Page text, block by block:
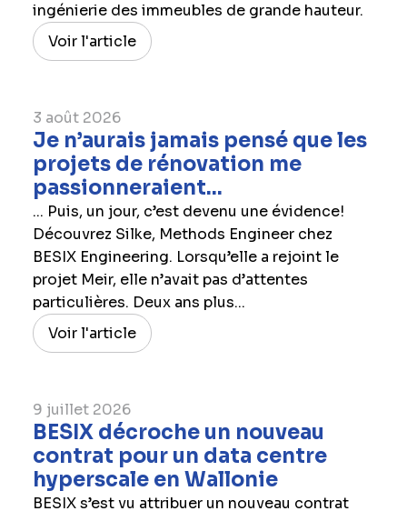
ingénierie des immeubles de grande hauteur.
Voir l'article
3 août 2026
Je n’aurais jamais pensé que les
projets de rénovation me
passionneraient...
... Puis, un jour, c’est devenu une évidence!
Découvrez Silke, Methods Engineer chez
BESIX Engineering. Lorsqu’elle a rejoint le
projet Meir, elle n’avait pas d’attentes
particulières. Deux ans plus...
Voir l'article
9 juillet 2026
BESIX décroche un nouveau
contrat pour un data centre
hyperscale en Wallonie
BESIX s’est vu attribuer un nouveau contrat